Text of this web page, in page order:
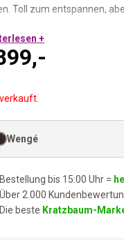
Toll zum entspannen,
– off-white Plüsch und
– Länge 70 cm, Breite 60
Hängematten –
Loungesofa mit
Merkmale
tragen zum
+
Wengé
Bestellung bis 15:00 Uhr =
Über 2.000
Die beste Kratzbaum-